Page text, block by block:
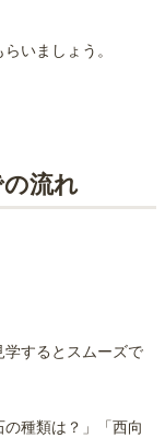
いましょう。
の流れ
学するとスムーズで
種類は？」「西向